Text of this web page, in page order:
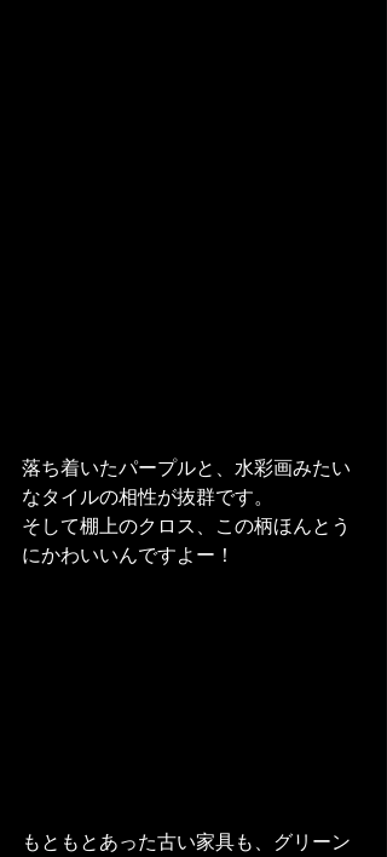
落ち着いたパープルと、水彩画みたい
なタイルの相性が抜群です。
そして棚上のクロス、この柄ほんとう
にかわいいんですよー！
もともとあった古い家具も、グリーン